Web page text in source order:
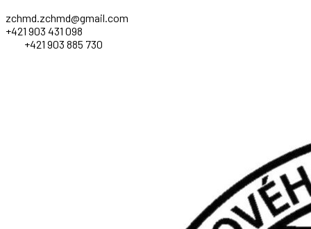
zchmd.zchmd@gmail.com
+421 903 431 098
+421 903 885 730